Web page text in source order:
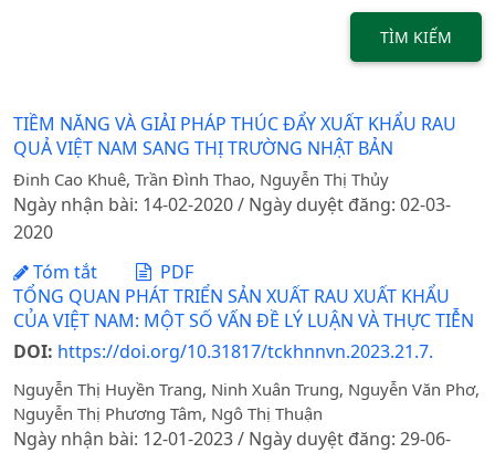
TÌM KIẾM
TIỀM NĂNG VÀ GIẢI PHÁP THÚC ĐẨY XUẤT KHẨU RAU
QUẢ VIỆT NAM SANG THỊ TRƯỜNG NHẬT BẢN
Đinh Cao Khuê, Trần Đình Thao, Nguyễn Thị Thủy
Ngày nhận bài: 14-02-2020 / Ngày duyệt đăng: 02-03-
2020
Tóm tắt
PDF
TỔNG QUAN PHÁT TRIỂN SẢN XUẤT RAU XUẤT KHẨU
CỦA VIỆT NAM: MỘT SỐ VẤN ĐỀ LÝ LUẬN VÀ THỰC TIỄN
DOI: https://doi.org/10.31817/tckhnnvn.2023.21.7.
Nguyễn Thị Huyền Trang, Ninh Xuân Trung, Nguyễn Văn Phơ,
Nguyễn Thị Phương Tâm, Ngô Thị Thuận
Ngày nhận bài: 12-01-2023 / Ngày duyệt đăng: 29-06-